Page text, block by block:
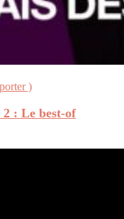
)
: Le best-of